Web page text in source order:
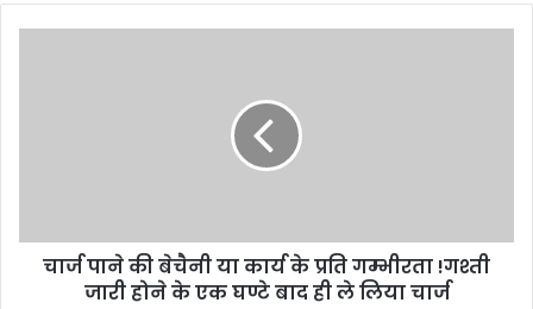
चार्ज पाने की बेचैनी या कार्य के प्रति गम्भीरता !गश्ती
जारी होने के एक घण्टे बाद ही ले लिया चार्ज